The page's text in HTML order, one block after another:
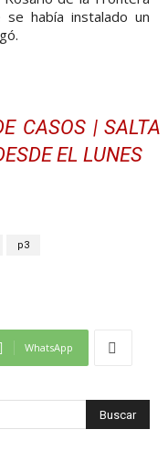
había instalado un
CASOS | SALTA
EL LUNES
p3
WhatsApp